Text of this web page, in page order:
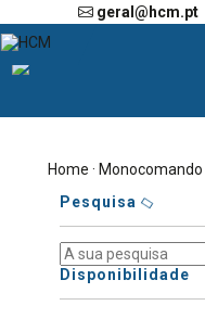
geral@hcm.pt
Home ·Monocomando
Pesquisa
Disponibilidade